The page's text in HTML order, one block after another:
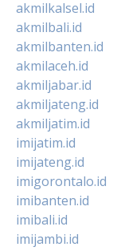
akmilkalsel.id
akmilbali.id
akmilbanten.id
akmilaceh.id
akmiljabar.id
akmiljateng.id
akmiljatim.id
imijatim.id
imijateng.id
imigorontalo.id
imibanten.id
imibali.id
imijambi.id